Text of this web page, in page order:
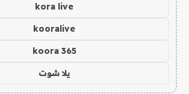
kora live
kooralive
koora 365
يلا شوت